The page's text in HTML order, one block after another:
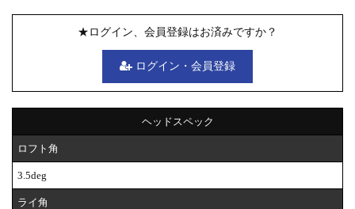
★ログイン、会員登録はお済みですか？
ログイン・会員登録
ヘッドスペック
ロフト角
3.5deg
ライ角